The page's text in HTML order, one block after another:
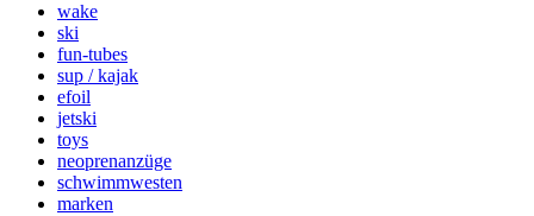
wake
ski
fun-tubes
sup / kajak
efoil
jetski
toys
neoprenanzüge
schwimmwesten
marken